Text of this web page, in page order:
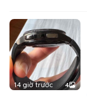
14 giờ trước 4